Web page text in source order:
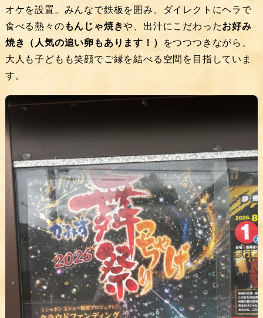
オケを設置。みんなで鉄板を囲み、ダイレクトにヘラで
食べる熱々の もんじゃ焼きや、出汁にこだわったお好み
焼き（人気の追い卵もあります！） をつつつきながら、
大人も子どもも笑顔でご縁を結べる空間を目指していま
す。